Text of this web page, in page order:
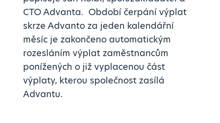
CTO Advanta. Období čerpání výplat
skrze Advanto za jeden kalendářní
měsíc je zakončeno automatickým
rozesláním výplat zaměstnancům
ponížených o již vyplacenou část
výplaty, kterou společnost zasílá
Advantu.